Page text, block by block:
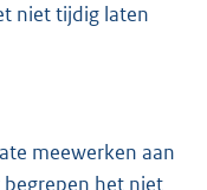
niet tijdig laten
meewerken aan
het niet